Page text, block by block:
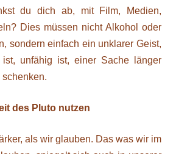
du dich ab, mit Film, Medien,
Dies müssen nicht Alkohol oder
sondern einfach ein unklarer Geist,
ist, unfähig ist, einer Sache länger
des Pluto nutzen
als wir glauben. Das was wir im